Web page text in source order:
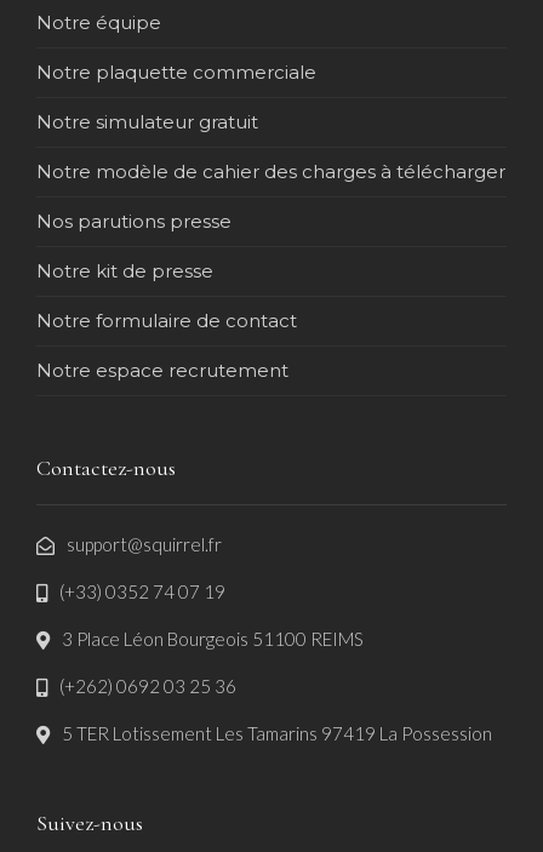
Notre équipe
Notre plaquette commerciale
Notre simulateur gratuit
Notre modèle de cahier des charges à télécharger
Nos parutions presse
Notre kit de presse
Notre formulaire de contact
Notre espace recrutement
Contactez-nous
support@squirrel.fr
(+33) 0352 74 07 19
3 Place Léon Bourgeois 51100 REIMS
(+262) 0692 03 25 36
5 TER Lotissement Les Tamarins 97419 La Possession
Suivez-nous